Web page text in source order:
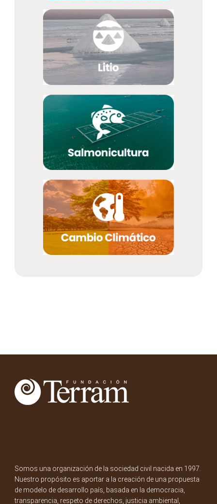
Somos una organización de la sociedad civil nacida en 1997.
Nuestro propósito es aportar a la creación de una propuesta
de modelo de desarrollo país, basada en la democracia,
transparencia, respeto de derechos, justicia ambiental,